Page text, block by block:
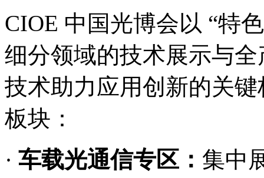
CIOE 中国光博会以 “特
细分领域的技术展示与
技术助力应用创新的关
板块：
· 车载光通信专区： 集中